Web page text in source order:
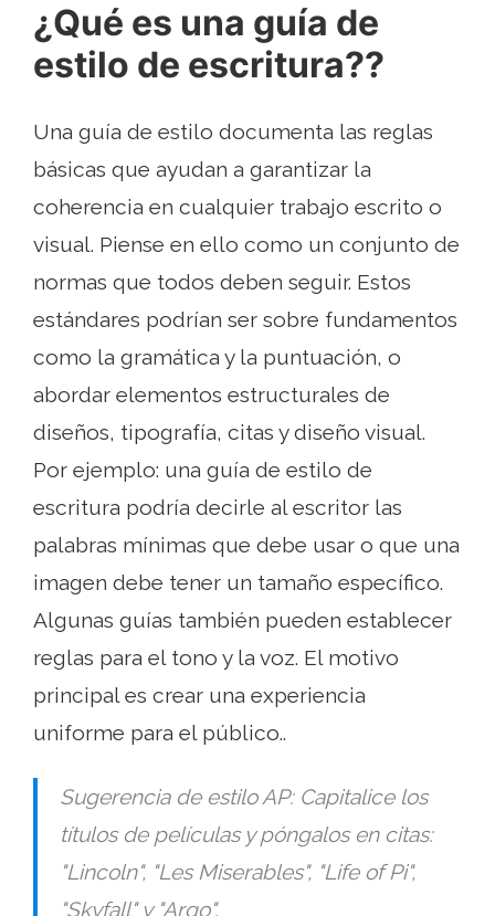
¿Qué es una guía de
estilo de escritura??
Una guía de estilo documenta las reglas
básicas que ayudan a garantizar la
coherencia en cualquier trabajo escrito o
visual. Piense en ello como un conjunto de
normas que todos deben seguir. Estos
estándares podrían ser sobre fundamentos
como la gramática y la puntuación, o
abordar elementos estructurales de
diseños, tipografía, citas y diseño visual.
Por ejemplo: una guía de estilo de
escritura podría decirle al escritor las
palabras mínimas que debe usar o que una
imagen debe tener un tamaño específico.
Algunas guías también pueden establecer
reglas para el tono y la voz. El motivo
principal es crear una experiencia
uniforme para el público..
Sugerencia de estilo AP: Capitalice los
títulos de películas y póngalos en citas:
"Lincoln", "Les Miserables", "Life of Pi",
"Skyfall" y "Argo".